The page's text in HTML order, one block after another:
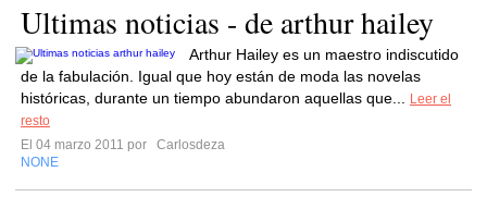
Ultimas noticias - de arthur hailey
Arthur Hailey es un maestro indiscutido
de la fabulación. Igual que hoy están de moda las novelas
históricas, durante un tiempo abundaron aquellas que...
Leer el
resto
El 04 marzo 2011 por
Carlosdeza
NONE